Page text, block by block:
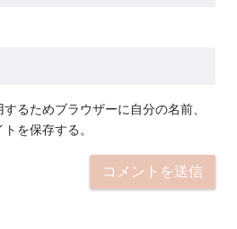
るためブラウザーに自分の名前、
を保存する。